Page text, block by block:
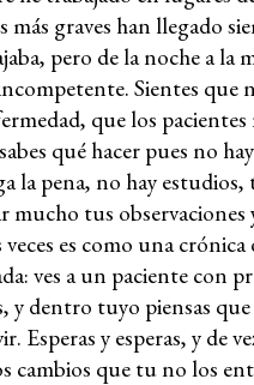
más graves han llegado
pero de la noche a la
Sientes que
que los
qué hacer pues no
la pena, no hay estudios,
mucho tus observaciones
es como una
ves a un paciente con
y dentro tuyo piensas que
Esperas y esperas, y de
cambios que tu no los